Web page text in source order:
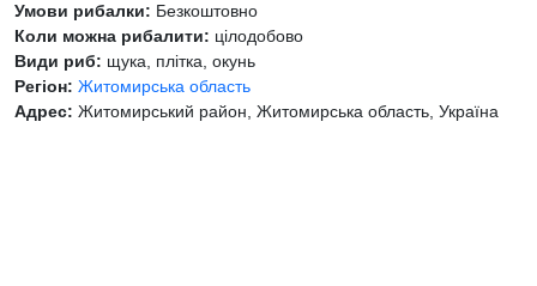
Умови рибалки: Безкоштовно
Коли можна рибалити: цілодобово
Види риб: щука, плітка, окунь
Регіон: Житомирська область
Адрес: Житомирський район, Житомирська область, Україна